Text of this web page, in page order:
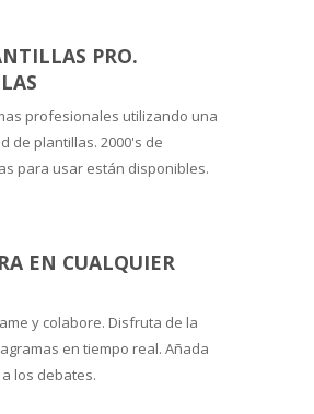
PRO.
profesionales utilizando una
de plantillas. 2000's de
para usar están disponibles.
EN CUALQUIER
y colabore. Disfruta de la
en tiempo real. Añada
los debates.